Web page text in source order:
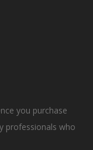
you purchase
professionals who